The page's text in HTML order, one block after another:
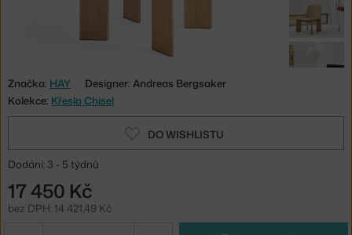
Značka: HAY
Designer: Andreas Bergsaker
Kolekce: Křesla Chisel
DO WISHLISTU
Dodání: 3 - 5 týdnů
17 450 Kč
bez DPH: 14 421,49 Kč